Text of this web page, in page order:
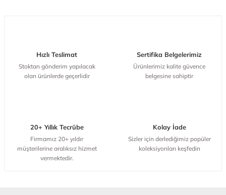
Palet Strech Film 17mic. 50cm x 300m
Hızlı Teslimat
Stoktan gönderim yapılacak
olan ürünlerde geçerlidir
Sertifika Belgelerimiz
Ürünlerimiz kalite güvence
belgesine sahiptir
20+ Yıllık Tecrübe
Firmamız 20+ yıldır
müşterilerine aralıksız hizmet
vermektedir.
Kolay İade
Sizler için derlediğimiz popüler
koleksiyonları keşfedin